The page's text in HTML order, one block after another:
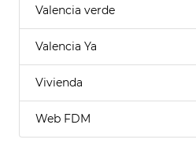
Valencia verde
Valencia Ya
Vivienda
Web FDM